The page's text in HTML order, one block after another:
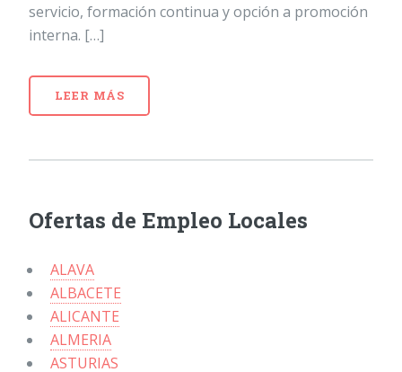
servicio, formación continua y opción a promoción
interna. […]
LEER MÁS
Ofertas de Empleo Locales
ALAVA
ALBACETE
ALICANTE
ALMERIA
ASTURIAS